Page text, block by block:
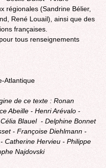
régionales (Sandrine Bélier,
René Louail), ainsi que des
françaises.
tous renseignements
Atlantique
de ce texte : Ronan
Abeille - Henri Arévalo - 
Blauel  - Delphine Bonnet
- Françoise Diehlmann -
Catherine Hervieu - Philippe
Najdovski